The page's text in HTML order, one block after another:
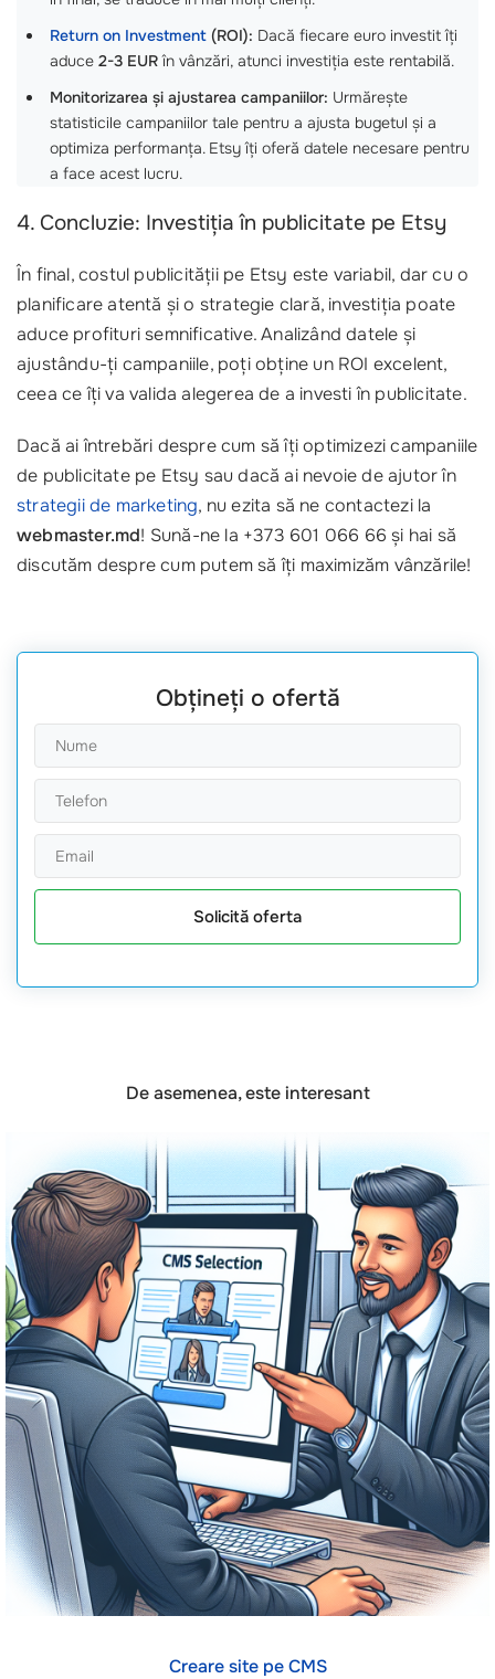
Return on Investment (ROI): Dacă fiecare euro investit îți
aduce 2-3 EURîn vânzări, atunci investiția este rentabilă.
Monitorizarea și ajustarea campaniilor: Urmărește
statisticile campaniilor tale pentru a ajusta bugetul și a
optimiza performanța. Etsy îți oferă datele necesare pentru
a face acest lucru.
4. Concluzie: Investiția în publicitate pe Etsy
În final, costul publicității pe Etsy este variabil, dar cu o
planificare atentă și o strategie clară, investiția poate
aduce profituri semnificative. Analizând datele și
ajustându-ți campaniile, poți obține un ROI excelent,
ceea ce îți va valida alegerea de a investi în publicitate.
Dacă ai întrebări despre cum să îți optimizezi campaniile
de publicitate pe Etsy sau dacă ai nevoie de ajutor în
strategii de marketing, nu ezita să ne contactezi la
webmaster.md! Sună-ne la +373 601 066 66 și hai să
discutăm despre cum putem să îți maximizăm vânzările!
Obțineți o ofertă
Solicită oferta
De asemenea, este interesant
Creare site pe CMS